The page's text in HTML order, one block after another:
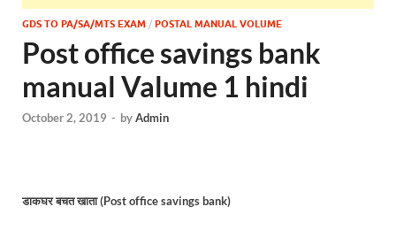
GDS TO PA/SA/MTS EXAM / POSTAL MANUAL VOLUME
Post office savings bank
manual Valume 1 hindi
October 2, 2019 - byAdmin
डाकघर बचत खाता (Post office savings bank)